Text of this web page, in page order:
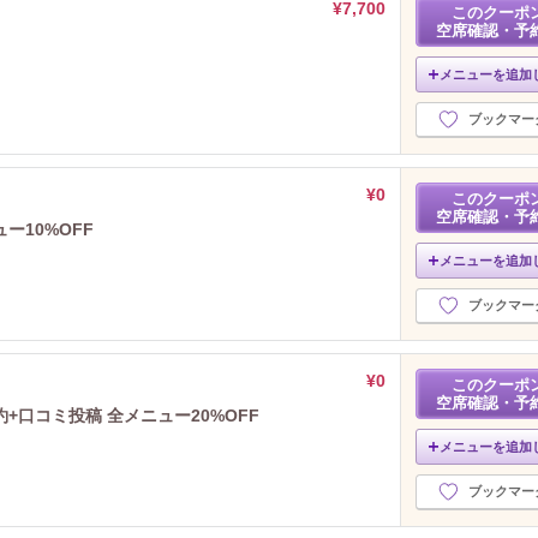
¥7,700
このクーポ
空席確認・予
メニューを追加
ブックマー
¥0
ー10%OFF
このクーポ
空席確認・予
メニューを追加
ブックマー
¥0
口コミ投稿 全メニュー20%OFF
このクーポ
空席確認・予
メニューを追加
ブックマー